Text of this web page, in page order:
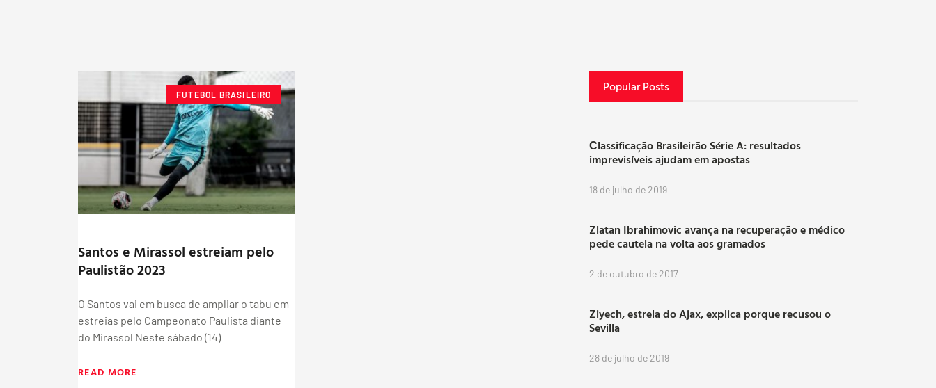
FUTEBOL BRASILEIRO
Santos e Mirassol estreiam pelo
Paulistão 2023
O Santos vai em busca de ampliar o tabu em
estreias pelo Campeonato Paulista diante
do Mirassol Neste sábado (14)
READ MORE
Popular Posts
Сlassificação Brasileirão Série A: resultados
imprevisíveis ajudam em apostas
18 de julho de 2019
Zlatan Ibrahimovic avança na recuperação e médico
pede cautela na volta aos gramados
2 de outubro de 2017
Ziyech, estrela do Ajax, explica porque recusou o
Sevilla
28 de julho de 2019